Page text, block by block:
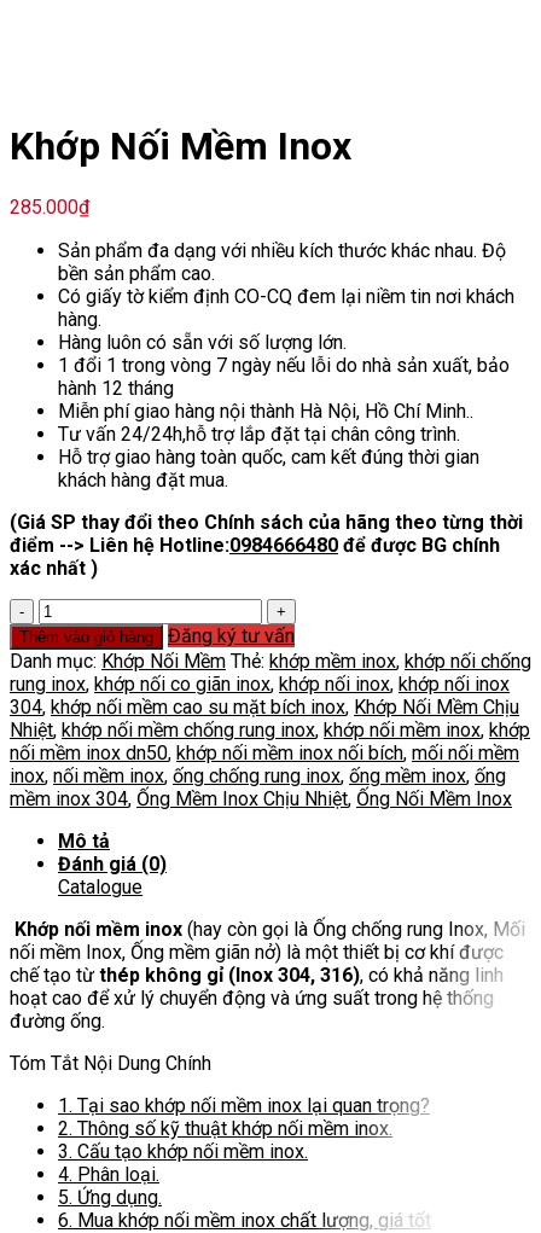
Khớp Nối Mềm Inox
285.000₫
Sản phẩm đa dạng với nhiều kích thước khác nhau. Độ
bền sản phẩm cao.
Có giấy tờ kiểm định CO-CQ đem lại niềm tin nơi khách
hàng.
Hàng luôn có sẵn với số lượng lớn.
1 đổi 1 trong vòng 7 ngày nếu lỗi do nhà sản xuất, bảo
hành 12 tháng
Miễn phí giao hàng nội thành Hà Nội, Hồ Chí Minh..
Tư vấn 24/24h,hỗ trợ lắp đặt tại chân công trình.
Hỗ trợ giao hàng toàn quốc, cam kết đúng thời gian
khách hàng đặt mua.
(Giá SP thay đổi theo Chính sách của hãng theo từng thời
điểm --> Liên hệ Hotline:0984666480 để được BG chính
xác nhất )
Khớp
Nối
Mềm
Inox
số
lượng
Thêm vào giỏ hàng
Đăng ký tư vấn
Danh mục: Khớp Nối Mềm Thẻ: khớp mềm inox, khớp nối chống
rung inox, khớp nối co giãn inox, khớp nối inox, khớp nối inox
304, khớp nối mềm cao su mặt bích inox, Khớp Nối Mềm Chịu
Nhiệt, khớp nối mềm chống rung inox, khớp nối mềm inox, khớp
nối mềm inox dn50, khớp nối mềm inox nối bích, mối nối mềm
inox, nối mềm inox, ống chống rung inox, ống mềm inox, ống
mềm inox 304, Ống Mềm Inox Chịu Nhiệt, Ống Nối Mềm Inox
Mô tả
Đánh giá (0)
Catalogue
Khớp nối mềm inox (hay còn gọi là Ống chống rung Inox, Mối
nối mềm Inox, Ống mềm giãn nở) là một thiết bị cơ khí được
chế tạo từ thép không gỉ (Inox 304, 316), có khả năng linh
hoạt cao để xử lý chuyển động và ứng suất trong hệ thống
đường ống.
Tóm Tắt Nội Dung Chính
1. Tại sao khớp nối mềm inox lại quan trọng?
2. Thông số kỹ thuật khớp nối mềm inox.
3. Cấu tạo khớp nối mềm inox.
4. Phân loại.
5. Ứng dụng.
6. Mua khớp nối mềm inox chất lượng, giá tốt